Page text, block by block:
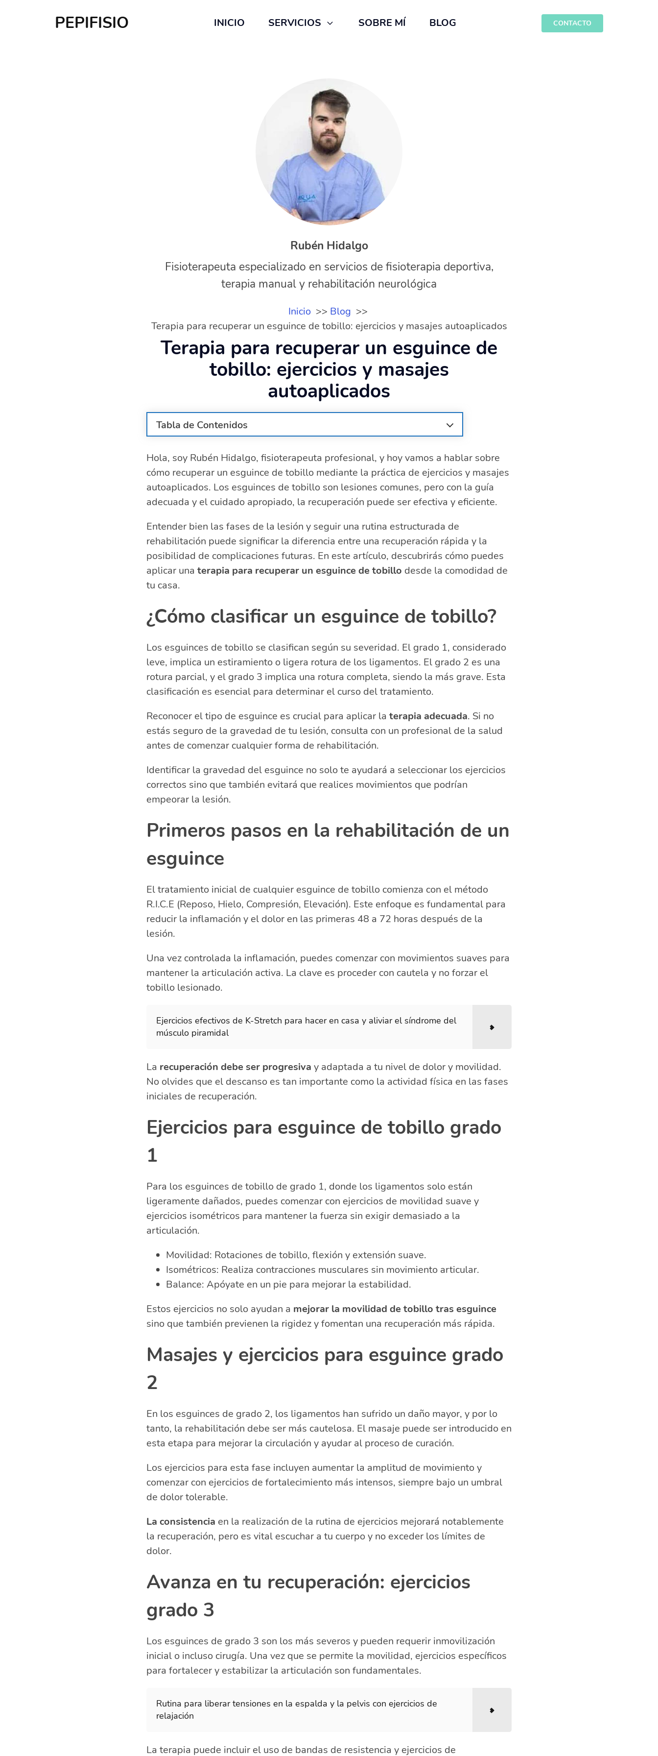
PEPIFISIO INICIO SERVICIOS SOBRE MÍ BLOG CONTACTO
Rubén Hidalgo
Fisioterapeuta especializado en servicios de fisioterapia deportiva,
terapia manual y rehabilitación neurológica
Inicio
Blog
Terapia para recuperar un esguince de tobillo: ejercicios y masajes autoaplicados
Terapia para recuperar un esguince de
tobillo: ejercicios y masajes
autoaplicados
Tabla de Contenidos
Primeros pasos en la rehabilitación de un esguince
Ejercicios para esguince de tobillo grado 1
Masajes y ejercicios para esguince grado 2
Avanza en tu recuperación: ejercicios grado 3
Preguntas frecuentes sobre la terapia para esguinces de tobillo
¿Qué terapia es buena para esguince de tobillo?
¿Cómo hacer terapia después de un esguince de tobillo?
¿Qué ejercicios se pueden hacer después de un esguince de tobillo?
Hola, soy Rubén Hidalgo, fisioterapeuta profesional, y hoy vamos a hablar sobre
cómo recuperar un esguince de tobillo mediante la práctica de ejercicios y masajes
autoaplicados. Los esguinces de tobillo son lesiones comunes, pero con la guía
adecuada y el cuidado apropiado, la recuperación puede ser efectiva y eficiente.
Entender bien las fases de la lesión y seguir una rutina estructurada de
rehabilitación puede significar la diferencia entre una recuperación rápida y la
posibilidad de complicaciones futuras. En este artículo, descubrirás cómo puedes
aplicar una terapia para recuperar un esguince de tobillo desde la comodidad de
tu casa.
¿Cómo clasificar un esguince de tobillo?
Los esguinces de tobillo se clasifican según su severidad. El grado 1, considerado
leve, implica un estiramiento o ligera rotura de los ligamentos. El grado 2 es una
rotura parcial, y el grado 3 implica una rotura completa, siendo la más grave. Esta
clasificación es esencial para determinar el curso del tratamiento.
Reconocer el tipo de esguince es crucial para aplicar la terapia adecuada. Si no
estás seguro de la gravedad de tu lesión, consulta con un profesional de la salud
antes de comenzar cualquier forma de rehabilitación.
Identificar la gravedad del esguince no solo te ayudará a seleccionar los ejercicios
correctos sino que también evitará que realices movimientos que podrían
empeorar la lesión.
Primeros pasos en la rehabilitación de un
esguince
El tratamiento inicial de cualquier esguince de tobillo comienza con el método
R.I.C.E (Reposo, Hielo, Compresión, Elevación). Este enfoque es fundamental para
reducir la inflamación y el dolor en las primeras 48 a 72 horas después de la
lesión.
Una vez controlada la inflamación, puedes comenzar con movimientos suaves para
mantener la articulación activa. La clave es proceder con cautela y no forzar el
tobillo lesionado.
Ejercicios efectivos de K-Stretch para hacer en casa y aliviar el síndrome del
músculo piramidal
La recuperación debe ser progresiva y adaptada a tu nivel de dolor y movilidad.
No olvides que el descanso es tan importante como la actividad física en las fases
iniciales de recuperación.
Ejercicios para esguince de tobillo grado
1
Para los esguinces de tobillo de grado 1, donde los ligamentos solo están
ligeramente dañados, puedes comenzar con ejercicios de movilidad suave y
ejercicios isométricos para mantener la fuerza sin exigir demasiado a la
articulación.
Movilidad: Rotaciones de tobillo, flexión y extensión suave.
Isométricos: Realiza contracciones musculares sin movimiento articular.
Balance: Apóyate en un pie para mejorar la estabilidad.
Estos ejercicios no solo ayudan a mejorar la movilidad de tobillo tras esguince
sino que también previenen la rigidez y fomentan una recuperación más rápida.
Masajes y ejercicios para esguince grado
2
En los esguinces de grado 2, los ligamentos han sufrido un daño mayor, y por lo
tanto, la rehabilitación debe ser más cautelosa. El masaje puede ser introducido en
esta etapa para mejorar la circulación y ayudar al proceso de curación.
Los ejercicios para esta fase incluyen aumentar la amplitud de movimiento y
comenzar con ejercicios de fortalecimiento más intensos, siempre bajo un umbral
de dolor tolerable.
La consistencia en la realización de la rutina de ejercicios mejorará notablemente
la recuperación, pero es vital escuchar a tu cuerpo y no exceder los límites de
dolor.
Avanza en tu recuperación: ejercicios
grado 3
Los esguinces de grado 3 son los más severos y pueden requerir inmovilización
inicial o incluso cirugía. Una vez que se permite la movilidad, ejercicios específicos
para fortalecer y estabilizar la articulación son fundamentales.
Rutina para liberar tensiones en la espalda y la pelvis con ejercicios de
relajación
La terapia puede incluir el uso de bandas de resistencia y ejercicios de